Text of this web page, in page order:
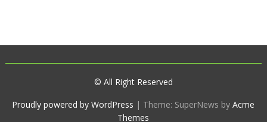
© All Right Reserved
Proudly powered by WordPress | Theme: SuperNews byAcme
Themes